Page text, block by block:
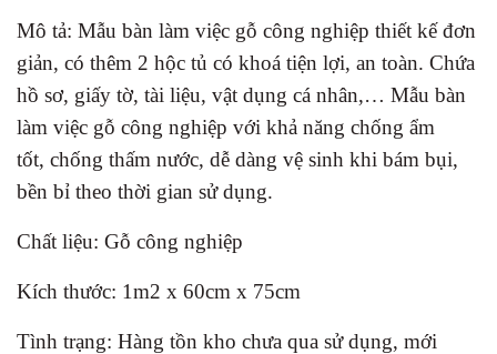
Mô tả: Mẫu bàn làm việc gỗ công nghiệp thiết kế đơn
giản, có thêm 2 hộc tủ có khoá tiện lợi, an toàn. Chứa
hồ sơ, giấy tờ, tài liệu, vật dụng cá nhân,… Mẫu bàn
làm việc gỗ công nghiệp với khả năng chống ẩm
tốt, chống thấm nước, dễ dàng vệ sinh khi bám bụi,
bền bỉ theo thời gian sử dụng.
Chất liệu: Gỗ công nghiệp
Kích thước: 1m2 x 60cm x 75cm
Tình trạng: Hàng tồn kho chưa qua sử dụng, mới